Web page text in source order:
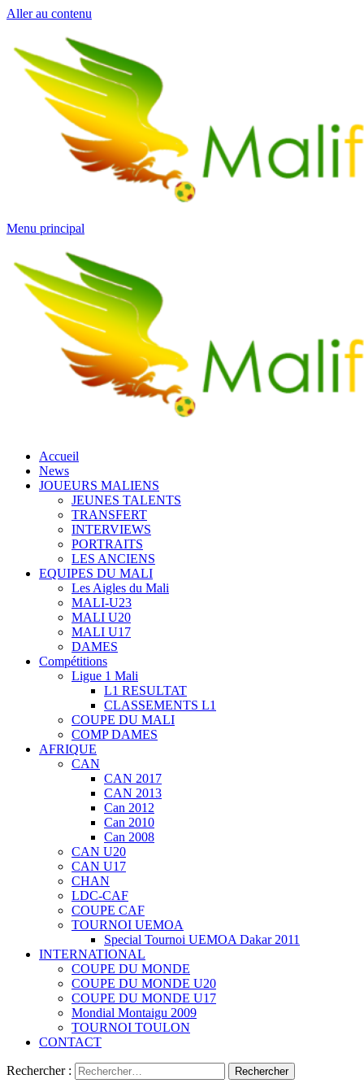
Aller au contenu
Menu principal
Accueil
News
JOUEURS MALIENS
JEUNES TALENTS
TRANSFERT
INTERVIEWS
PORTRAITS
LES ANCIENS
EQUIPES DU MALI
Les Aigles du Mali
MALI-U23
MALI U20
MALI U17
DAMES
Compétitions
Ligue 1 Mali
L1 RESULTAT
CLASSEMENTS L1
COUPE DU MALI
COMP DAMES
AFRIQUE
CAN
CAN 2017
CAN 2013
Can 2012
Can 2010
Can 2008
CAN U20
CAN U17
CHAN
LDC-CAF
COUPE CAF
TOURNOI UEMOA
Special Tournoi UEMOA Dakar 2011
INTERNATIONAL
COUPE DU MONDE
COUPE DU MONDE U20
COUPE DU MONDE U17
Mondial Montaigu 2009
TOURNOI TOULON
CONTACT
Rechercher :